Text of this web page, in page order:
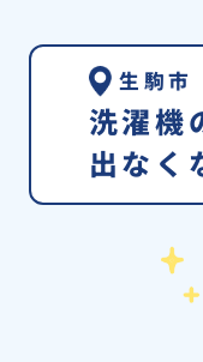
生駒市
洗濯機
出なく